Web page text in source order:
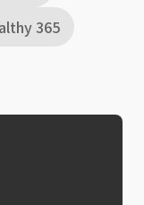
365